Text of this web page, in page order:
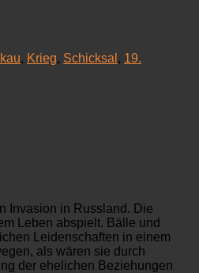
, Krieg, Schicksal , 19.
Invasion in Russland. Die
Leben abspielt. Bälle und
Leidenschaften in einem
als wären sie durch
der ehelichen Beziehungen